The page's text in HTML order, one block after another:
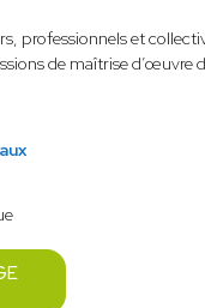
professionnels et
de maîtrise d’œuvre